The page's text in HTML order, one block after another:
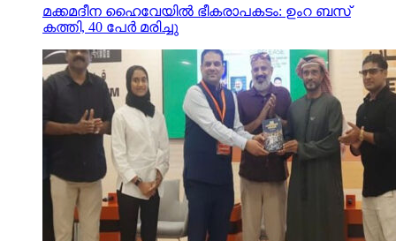
മക്കമദീന ഹൈവേയില്‍ ഭീകരാപകടം: ഉംറ ബസ്
കത്തി, 40 പേര്‍ മരിച്ചു